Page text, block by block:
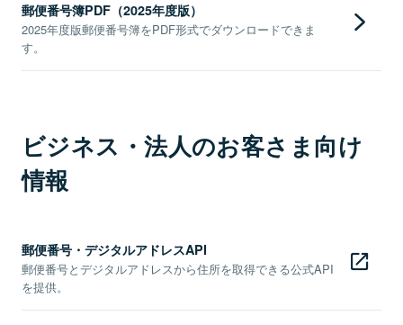
郵便番号簿PDF（2025年度版）
2025年度版郵便番号簿をPDF形式でダウンロードできま
す。
ビジネス・法人のお客さま向け
情報
郵便番号・デジタルアドレスAPI
郵便番号とデジタルアドレスから住所を取得できる公式API
を提供。